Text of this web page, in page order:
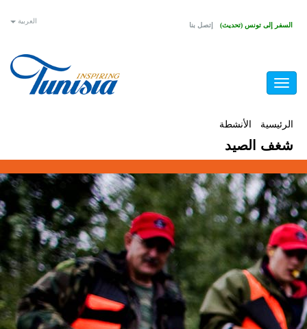
تجاوز
العربية السفر إلى تونس (تحديث) إتصل بنا
Toggle
navigation
أنت
هنا
الرئيسية الأنشطة
شغف الصيد